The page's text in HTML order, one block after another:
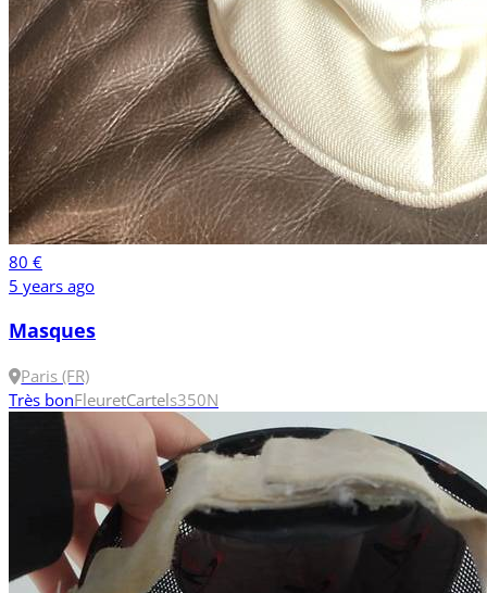
80 €
5 years ago
Masques
Paris (FR)
Très bonFleuretCartels350N